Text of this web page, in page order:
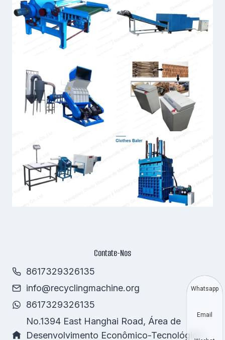
Contate-Nos
8617329326135
info@recyclingmachine.org
8617329326135
No.1394 East Hanghai Road, Área de
Desenvolvimento Econômico-Tecnológico,
Whatsapp
Email